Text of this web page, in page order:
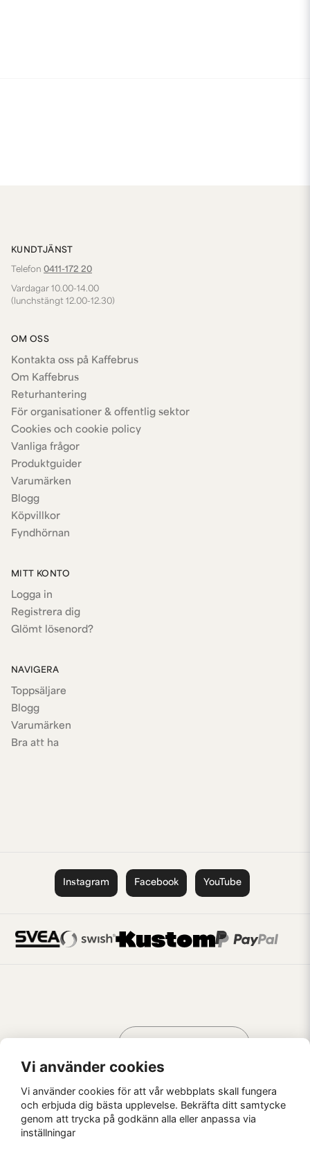
KUNDTJÄNST
Telefon 0411-172 20
Vardagar 10.00-14.00
(lunchstängt 12.00-12.30)
OM OSS
Kontakta oss på Kaffebrus
Om Kaffebrus
Returhantering
För organisationer & offentlig sektor
Cookies och cookie policy
Vanliga frågor
Produktguider
Varumärken
Blogg
Köpvillkor
Fyndhörnan
MITT KONTO
Logga in
Registrera dig
Glömt lösenord?
NAVIGERA
Toppsäljare
Blogg
Varumärken
Bra att ha
Instagram Facebook YouTube
Kaffebrus AB, Förskeppsgatan 2, 271 55 Ystad
AV KREATÖRER
Vi använder cookies
Vi använder cookies för att vår webbplats skall fungera
och erbjuda dig bästa upplevelse. Bekräfta ditt samtycke
genom att trycka på godkänn alla eller anpassa via
inställningar